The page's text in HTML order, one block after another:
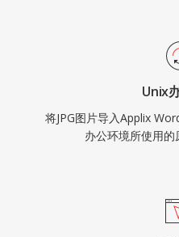
Unix
将JPG图片导入Applix
办公环境所使用的